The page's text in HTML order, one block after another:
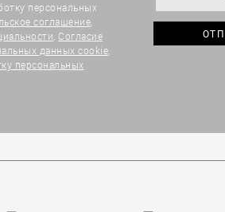
персональных
соглашение
Согласие
данных cookie
персональных